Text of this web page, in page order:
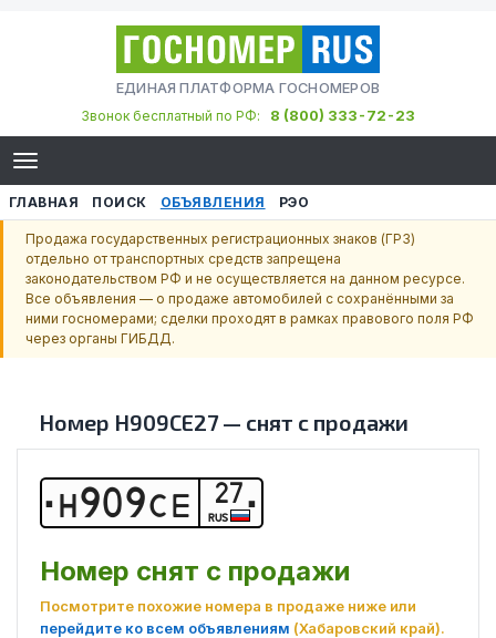
ЕДИНАЯ ПЛАТФОРМА ГОСНОМЕРОВ
Звонок бесплатный по РФ:
8 (800) 333-72-23
ГЛАВНАЯ ПОИСК ОБЪЯВЛЕНИЯ РЭО
Продажа государственных регистрационных знаков (ГРЗ)
отдельно от транспортных средств запрещена
законодательством РФ и не осуществляется на данном ресурсе.
Все объявления — о продаже автомобилей с сохранёнными за
ними госномерами; сделки проходят в рамках правового поля РФ
через органы ГИБДД.
Номер Н909СЕ27— снят с продажи
Н909С Е 27
RUS
Номер снят с продажи
Посмотрите похожие номера в продаже ниже или
перейдите ко всем объявлениям (Хабаровский край).